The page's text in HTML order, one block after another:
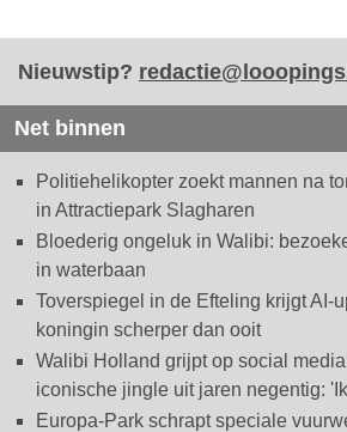
Nieuwstip?
Net binnen
Politiehelikopter zoekt mannen na
in Attractiepark Slagharen
Bloederig ongeluk in Walibi:
in waterbaan
Toverspiegel in de Efteling krijgt AI-
koningin scherper dan ooit
Walibi Holland grijpt op social
iconische jingle uit jaren negentig:
Europa-Park schrapt speciale